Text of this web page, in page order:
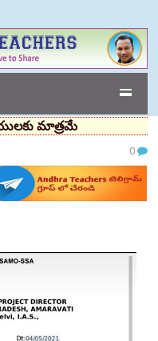
మాత్రమే
0